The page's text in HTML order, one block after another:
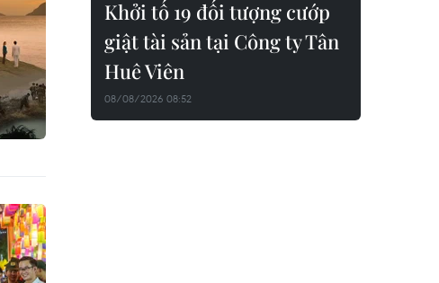
Khởi tố 19 đối tượng cướp
giật tài sản tại Công ty Tân
Huê Viên
08/08/2026 08:52